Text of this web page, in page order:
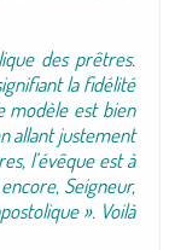
des prêtres.
la fidélité
modèle est bien
allant justement
l’évêque est à
Seigneur,
». Voilà